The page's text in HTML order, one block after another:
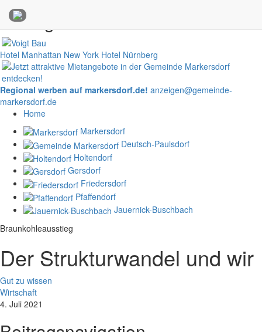
Anzeigen
Hotel Manhattan New York Hotel Nürnberg
Regional werben auf markersdorf.de! anzeigen@gemeinde-
markersdorf.de
Home
Markersdorf
Deutsch-Paulsdorf
Holtendorf
Gersdorf
Friedersdorf
Pfaffendorf
Jauernick-Buschbach
Braunkohleausstieg
Der Strukturwandel und wir
Gut zu wissen
Wirtschaft
4. Juli 2021